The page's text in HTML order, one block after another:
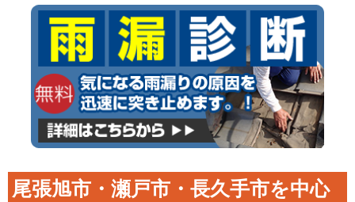
尾張旭市・瀬戸市・長久手市を中心